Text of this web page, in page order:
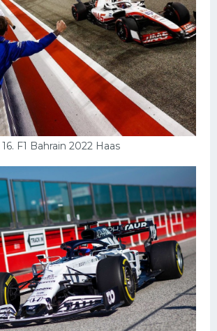
16. F1 Bahrain 2022 Haas